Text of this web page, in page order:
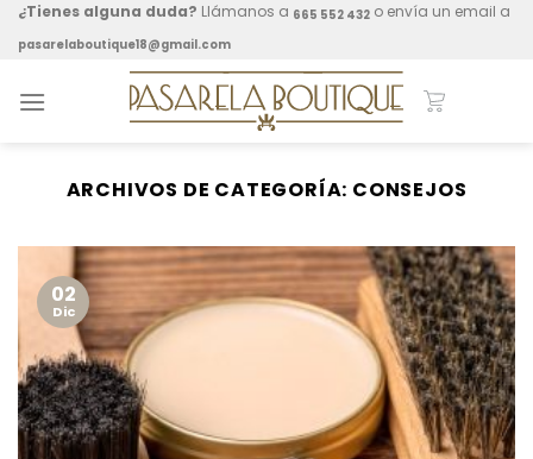
Skip¿Tienes alguna duda? Llámanos a 665 552 432 o envía un email a
pasarelaboutique18@gmail.com
ARCHIVOS DE CATEGORÍA: CONSEJOS
02
Dic